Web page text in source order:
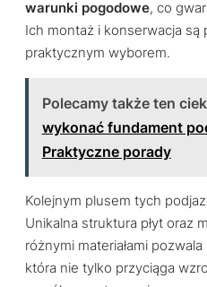
warunki pogodowe, co
Ich montaż i konserwacja są
praktycznym wyborem.
Polecamy także ten
wykonać fundament
Praktyczne porady
Kolejnym plusem tych
Unikalna struktura płyt oraz
różnymi materiałami
która nie tylko przyciąga